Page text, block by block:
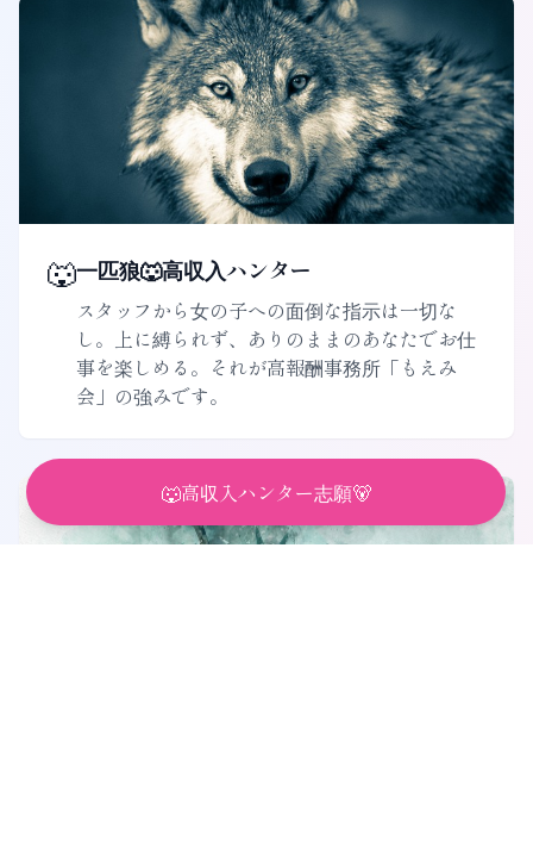
🐺一匹狼🐺高収入ハンター
スタッフから女の子への面倒な指示は一切な
し。上に縛られず、ありのままのあなたでお仕
事を楽しめる。それが高報酬事務所「もえみ
会」の強みです。
🐺高収入ハンター志願🐻